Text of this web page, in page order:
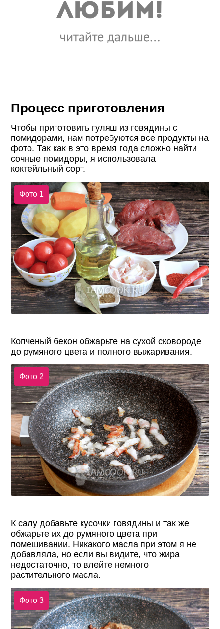
Процесс приготовления
Чтобы приготовить гуляш из говядины с
помидорами, нам потребуются все продукты на
фото. Так как в это время года сложно найти
сочные помидоры, я использовала
коктейльный сорт.
Фото 1
Копченый бекон обжарьте на сухой сковороде
до румяного цвета и полного выжаривания.
Фото 2
К салу добавьте кусочки говядины и так же
обжарьте их до румяного цвета при
помешивании. Никакого масла при этом я не
добавляла, но если вы видите, что жира
недостаточно, то влейте немного
растительного масла.
Фото 3